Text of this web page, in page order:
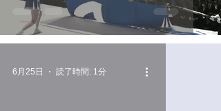
6月25日 読了時間: 1分